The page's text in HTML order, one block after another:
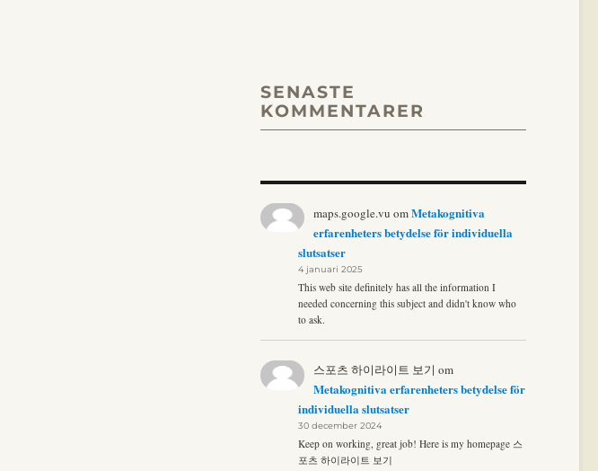
SENASTE
KOMMENTARER
maps.google.vu omMetakognitiva
erfarenheters betydelse för individuella
slutsatser
4 januari 2025
This web site definitely has all the information I
needed concerning this subject and didn't know who
to ask.
스포츠 하이라이트 보기 om
Metakognitiva erfarenheters betydelse för
individuella slutsatser
30 december 2024
Keep on working, great job! Here is my homepage 스
포츠 하이라이트 보기